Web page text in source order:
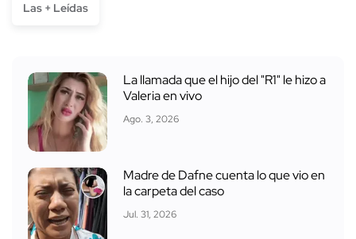
Las + Leídas
La llamada que el hijo del "R1" le hizo a
Valeria en vivo
Ago. 3, 2026
Madre de Dafne cuenta lo que vio en
la carpeta del caso
Jul. 31, 2026